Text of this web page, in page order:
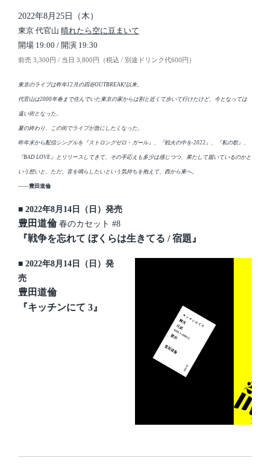
2022年8月25日（木）
東京 代官山 晴れたら空に豆まいて
開場 19:00 / 開演 19:30
前売 3,300円 / 当日 3,800円（税込 / 別途ドリンク代600円）
東京のライブは昨年12月の四谷OUTBREAK!以来。
代官山は2000年春まで住んでいた東京の家からは割と近くて歩いて行けたけど、今となっては
遠い街となった。
夏の終わり、この街でライブが急にしたくなった。
昨年末から配信シングルを『ストロングゼロ・ガール』、『戦火の中を-2022』、『私の歌』、
『BAD LOVE』とリリースしてきて、その手応えも多少は感じつつ、果たして届いているのかと
いう想いと、ただ、音を鳴らしたいという気持ちを抱えて、西から東へ。
――豊田道倫
■ 2022年8月14日（日）発売
豊田道倫春のカセット #8
『戦争を忘れて ぼくらは生きてる / 宿題』
■ 2022年8月14日（日）発
売
豊田道倫
『キッチンにて 3』